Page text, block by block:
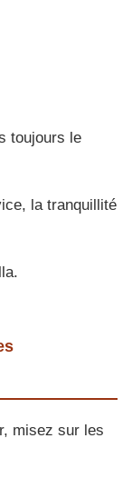
toujours le
la tranquillité
misez sur les